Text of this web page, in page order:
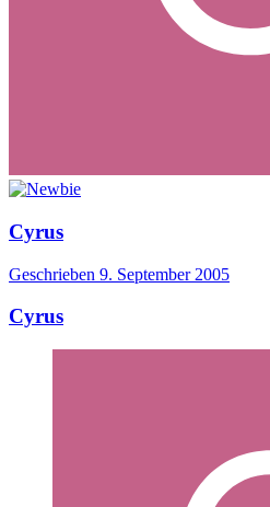
Cyrus
Geschrieben 9. September 2005
Cyrus